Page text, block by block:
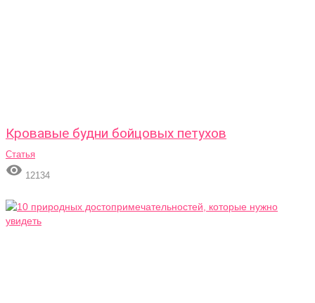
Кровавые будни бойцовых петухов
Статья
 12134